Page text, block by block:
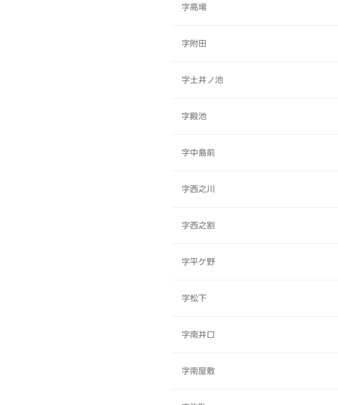
字高場
字附田
字土井ノ池
字殿池
字中島前
字西之川
字西之割
字平ケ野
字松下
字南井口
字南屋敷